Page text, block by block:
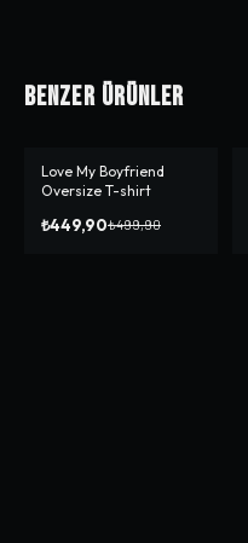
Benzer Ürünler
-%10
Love My Boyfriend
Oversize T-shirt
₺449,90₺499,90